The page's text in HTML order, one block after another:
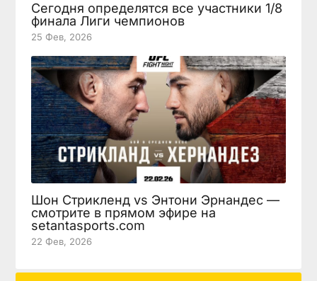
Сегодня определятся все участники 1/8
финала Лиги чемпионов
25 Фев, 2026
Шон Стрикленд vs Энтони Эрнандес —
смотрите в прямом эфире на
setantasports.com
22 Фев, 2026